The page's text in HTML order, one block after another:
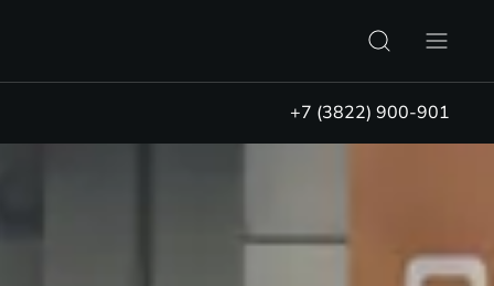
+7 (3822) 900-901